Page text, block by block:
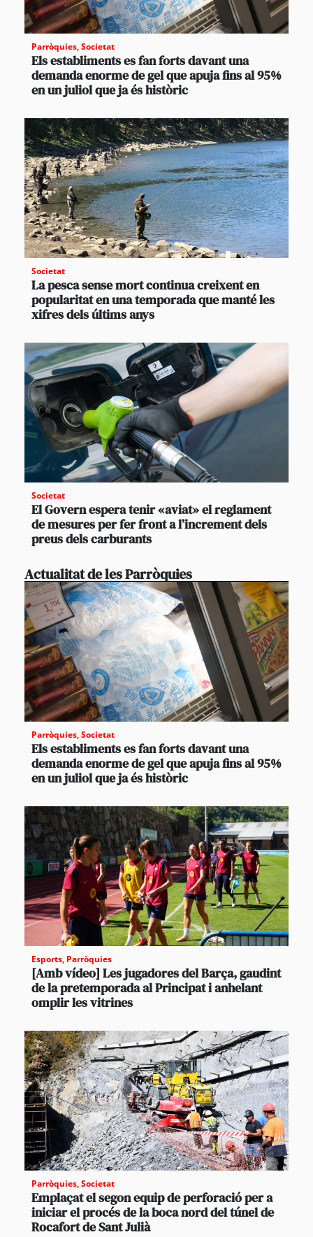
Parròquies,Societat
Els establiments es fan forts davant una
demanda enorme de gel que apuja fins al 95%
en un juliol que ja és històric
Societat
La pesca sense mort continua creixent en
popularitat en una temporada que manté les
xifres dels últims anys
Societat
El Govern espera tenir «aviat» el reglament
de mesures per fer front a l’increment dels
preus dels carburants
Actualitat de les Parròquies
Parròquies,Societat
Els establiments es fan forts davant una
demanda enorme de gel que apuja fins al 95%
en un juliol que ja és històric
Esports, Parròquies
[Amb vídeo] Les jugadores del Barça, gaudint
de la pretemporada al Principat i anhelant
omplir les vitrines
Parròquies,Societat
Emplaçat el segon equip de perforació per a
iniciar el procés de la boca nord del túnel de
Rocafort de Sant Julià